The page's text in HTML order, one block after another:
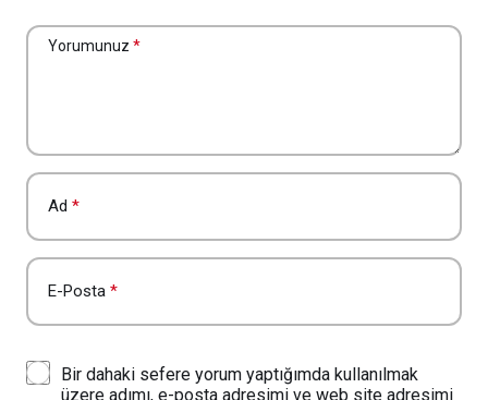
Yorumunuz *
Ad *
E-Posta *
Bir dahaki sefere yorum yaptığımda kullanılmak
üzere adımı, e-posta adresimi ve web site adresimi